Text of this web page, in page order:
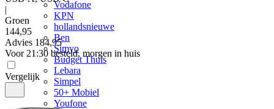
Vodafone
KPN
hollandsnieuwe
Ben
Simyo
Budget Thuis
Lebara
Simpel
50+ Mobiel
Youfone
|
Groen
144,95
Advies 184,95
Voor 21:30 besteld, morgen in huis
Vergelijk